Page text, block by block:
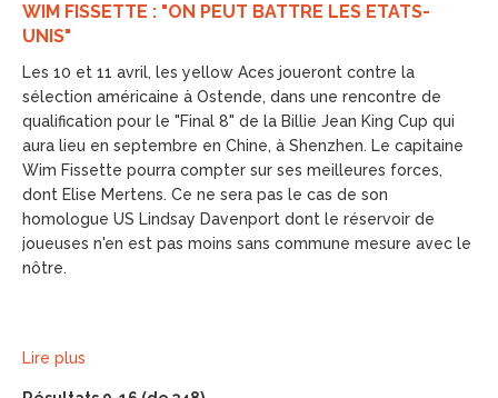
WIM FISSETTE : "ON PEUT BATTRE LES ETATS-
UNIS"
Les 10 et 11 avril, les yellow Aces joueront contre la
sélection américaine à Ostende, dans une rencontre de
qualification pour le "Final 8" de la Billie Jean King Cup qui
aura lieu en septembre en Chine, à Shenzhen. Le capitaine
Wim Fissette pourra compter sur ses meilleures forces,
dont Elise Mertens. Ce ne sera pas le cas de son
homologue US Lindsay Davenport dont le réservoir de
joueuses n'en est pas moins sans commune mesure avec le
nôtre.
Lire plus